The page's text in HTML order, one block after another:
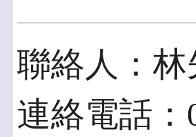
聯絡人：林
連絡電話：